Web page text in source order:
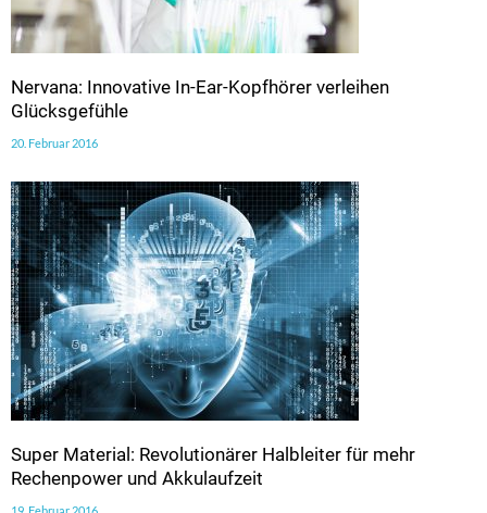
Nervana: Innovative In-Ear-Kopfhörer verleihen
Glücksgefühle
20. Februar 2016
Super Material: Revolutionärer Halbleiter für mehr
Rechenpower und Akkulaufzeit